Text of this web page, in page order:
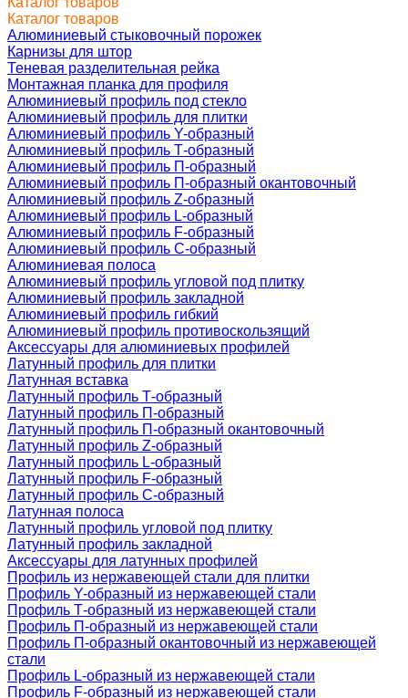
Каталог товаров
Алюминиевый стыковочный порожек
Карнизы для штор
Теневая разделительная рейка
Монтажная планка для профиля
Алюминиевый профиль под стекло
Алюминиевый профиль для плитки
Алюминиевый профиль Y-образный
Алюминиевый профиль Т-образный
Алюминиевый профиль П-образный
Алюминиевый профиль П-образный окантовочный
Алюминиевый профиль Z-образный
Алюминиевый профиль L-образный
Алюминиевый профиль F-образный
Алюминиевый профиль C-образный
Алюминиевая полоса
Алюминиевый профиль угловой под плитку
Алюминиевый профиль закладной
Алюминиевый профиль гибкий
Алюминиевый профиль противоскользящий
Аксессуары для алюминиевых профилей
Латунный профиль для плитки
Латунная вставка
Латунный профиль Т-образный
Латунный профиль П-образный
Латунный профиль П-образный окантовочный
Латунный профиль Z-образный
Латунный профиль L-образный
Латунный профиль F-образный
Латунный профиль C-образный
Латунная полоса
Латунный профиль угловой под плитку
Латунный профиль закладной
Аксессуары для латунных профилей
Профиль из нержавеющей стали для плитки
Профиль Y-образный из нержавеющей стали
Профиль Т-образный из нержавеющей стали
Профиль П-образный из нержавеющей стали
Профиль П-образный окантовочный из нержавеющей
стали
Профиль L-образный из нержавеющей стали
Профиль F-образный из нержавеющей стали